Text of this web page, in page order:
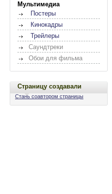
Мультимедиа
Постеры
Кинокадры
Трейлеры
Саундтреки
Обои для фильма
Страницу создавали
Стань соавтором страницы